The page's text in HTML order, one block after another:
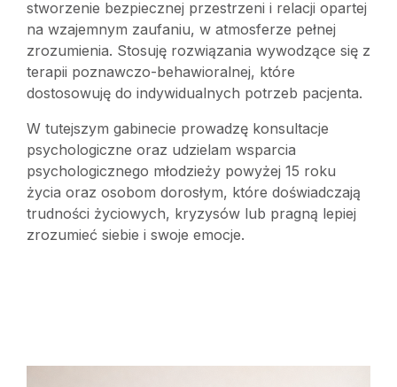
stworzenie bezpiecznej przestrzeni i relacji opartej
na wzajemnym zaufaniu, w atmosferze pełnej
zrozumienia. Stosuję rozwiązania wywodzące się z
terapii poznawczo-behawioralnej, które
dostosowuję do indywidualnych potrzeb pacjenta.
W tutejszym gabinecie prowadzę konsultacje
psychologiczne oraz udzielam wsparcia
psychologicznego młodzieży powyżej 15 roku
życia oraz osobom dorosłym, które doświadczają
trudności życiowych, kryzysów lub pragną lepiej
zrozumieć siebie i swoje emocje.